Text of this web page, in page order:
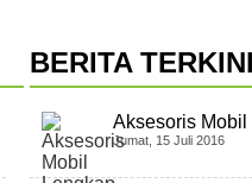
BERITA TERKINI
Aksesoris
Jumat, 15 Juli 2016